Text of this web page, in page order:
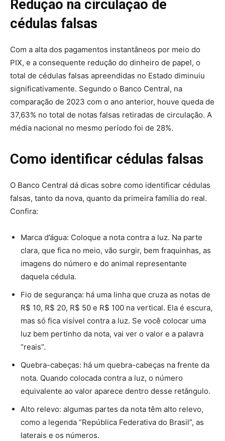
Redução na circulação de
cédulas falsas
Com a alta dos pagamentos instantâneos por meio do
PIX, e a consequente redução do dinheiro de papel, o
total de cédulas falsas apreendidas no Estado diminuiu
significativamente. Segundo o Banco Central, na
comparação de 2023 com o ano anterior, houve queda de
37,63% no total de notas falsas retiradas de circulação. A
média nacional no mesmo período foi de 28%.
Como identificar cédulas falsas
O Banco Central dá dicas sobre como identificar cédulas
falsas, tanto da nova, quanto da primeira família do real.
Confira:
Marca d’água: Coloque a nota contra a luz. Na parte
clara, que fica no meio, vão surgir, bem fraquinhas, as
imagens do número e do animal representante
daquela cédula.
Fio de segurança: há uma linha que cruza as notas de
R$ 10, R$ 20, R$ 50 e R$ 100 na vertical. Ela é escura,
mas só fica visível contra a luz. Se você colocar uma
luz bem pertinho da nota, vai ver o valor e a palavra
“reais”.
Quebra-cabeças: há um quebra-cabeças na frente da
nota. Quando colocada contra a luz, o número
equivalente ao valor aparece dentro desse retângulo.
Alto relevo: algumas partes da nota têm alto relevo,
como a legenda “República Federativa do Brasil”, as
laterais e os números.